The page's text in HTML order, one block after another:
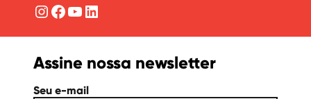
Instagram
Facebook
YouTube
LinkedIn
Assine nossa newsletter
Seu e-mail